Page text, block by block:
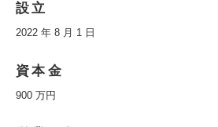
設立
2022 年 8 月 1 日
資本金
900 万円